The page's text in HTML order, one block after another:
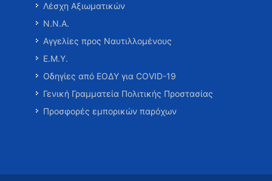
Λέσχη Αξιωματικών
Ν.Ν.Α.
Αγγελίες προς Ναυτιλλομένους
Ε.Μ.Υ.
Οδηγίες από ΕΟΔΥ για COVID-19
Γενική Γραμματεία Πολιτικής Προστασίας
Προσφορές εμπορικών παρόχων